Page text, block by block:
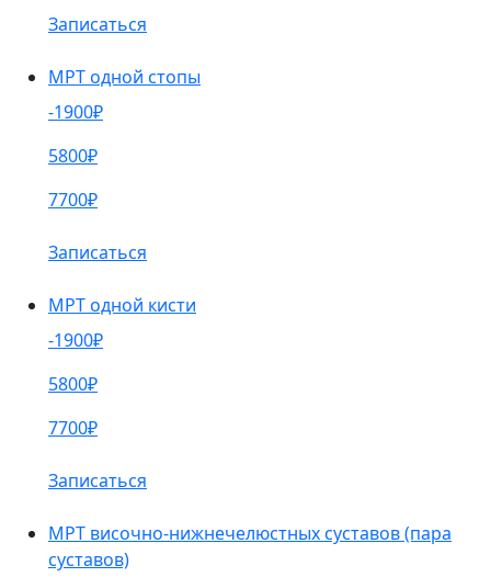
Записаться
МРТ одной стопы
-1900₽
5800₽
7700₽
Записаться
МРТ одной кисти
-1900₽
5800₽
7700₽
Записаться
МРТ височно-нижнечелюстных суставов (пара
суставов)